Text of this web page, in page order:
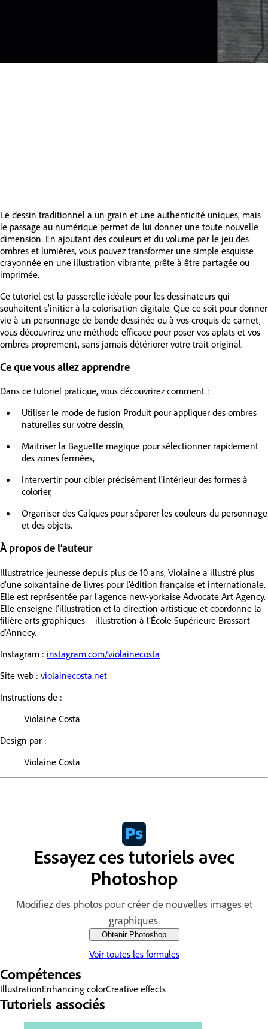
Le dessin traditionnel a un grain et une authenticité uniques, mais
le passage au numérique permet de lui donner une toute nouvelle
dimension. En ajoutant des couleurs et du volume par le jeu des
ombres et lumières, vous pouvez transformer une simple esquisse
crayonnée en une illustration vibrante, prête à être partagée ou
imprimée.
Ce tutoriel est la passerelle idéale pour les dessinateurs qui
souhaitent s'initier à la colorisation digitale. Que ce soit pour donner
vie à un personnage de bande dessinée ou à vos croquis de carnet,
vous découvrirez une méthode efficace pour poser vos aplats et vos
ombres proprement, sans jamais détériorer votre trait original.
Ce que vous allez apprendre
Dans ce tutoriel pratique, vous découvrirez comment :
Utiliser le mode de fusion Produit pour appliquer des ombres
naturelles sur votre dessin,
Maitriser la Baguette magique pour sélectionner rapidement
des zones fermées,
Intervertir pour cibler précisément l'intérieur des formes à
colorier,
Organiser des Calques pour séparer les couleurs du personnage
et des objets.
À propos de l’auteur
Illustratrice jeunesse depuis plus de 10 ans, Violaine a illustré plus
d’une soixantaine de livres pour l’édition française et internationale.
Elle est représentée par l’agence new-yorkaise Advocate Art Agency.
Elle enseigne l’illustration et la direction artistique et coordonne la
filière arts graphiques – illustration à l’École Supérieure Brassart
d’Annecy.
Instagram : instagram.com/violainecosta
Site web : violainecosta.net
Instructions de :
Violaine Costa
Design par :
Violaine Costa
Essayez ces tutoriels avec
Photoshop
Modifiez des photos pour créer de nouvelles images et
graphiques.
Obtenir Photoshop
Voir toutes les formules
Compétences
IllustrationEnhancing colorCreative effects
Tutoriels associés